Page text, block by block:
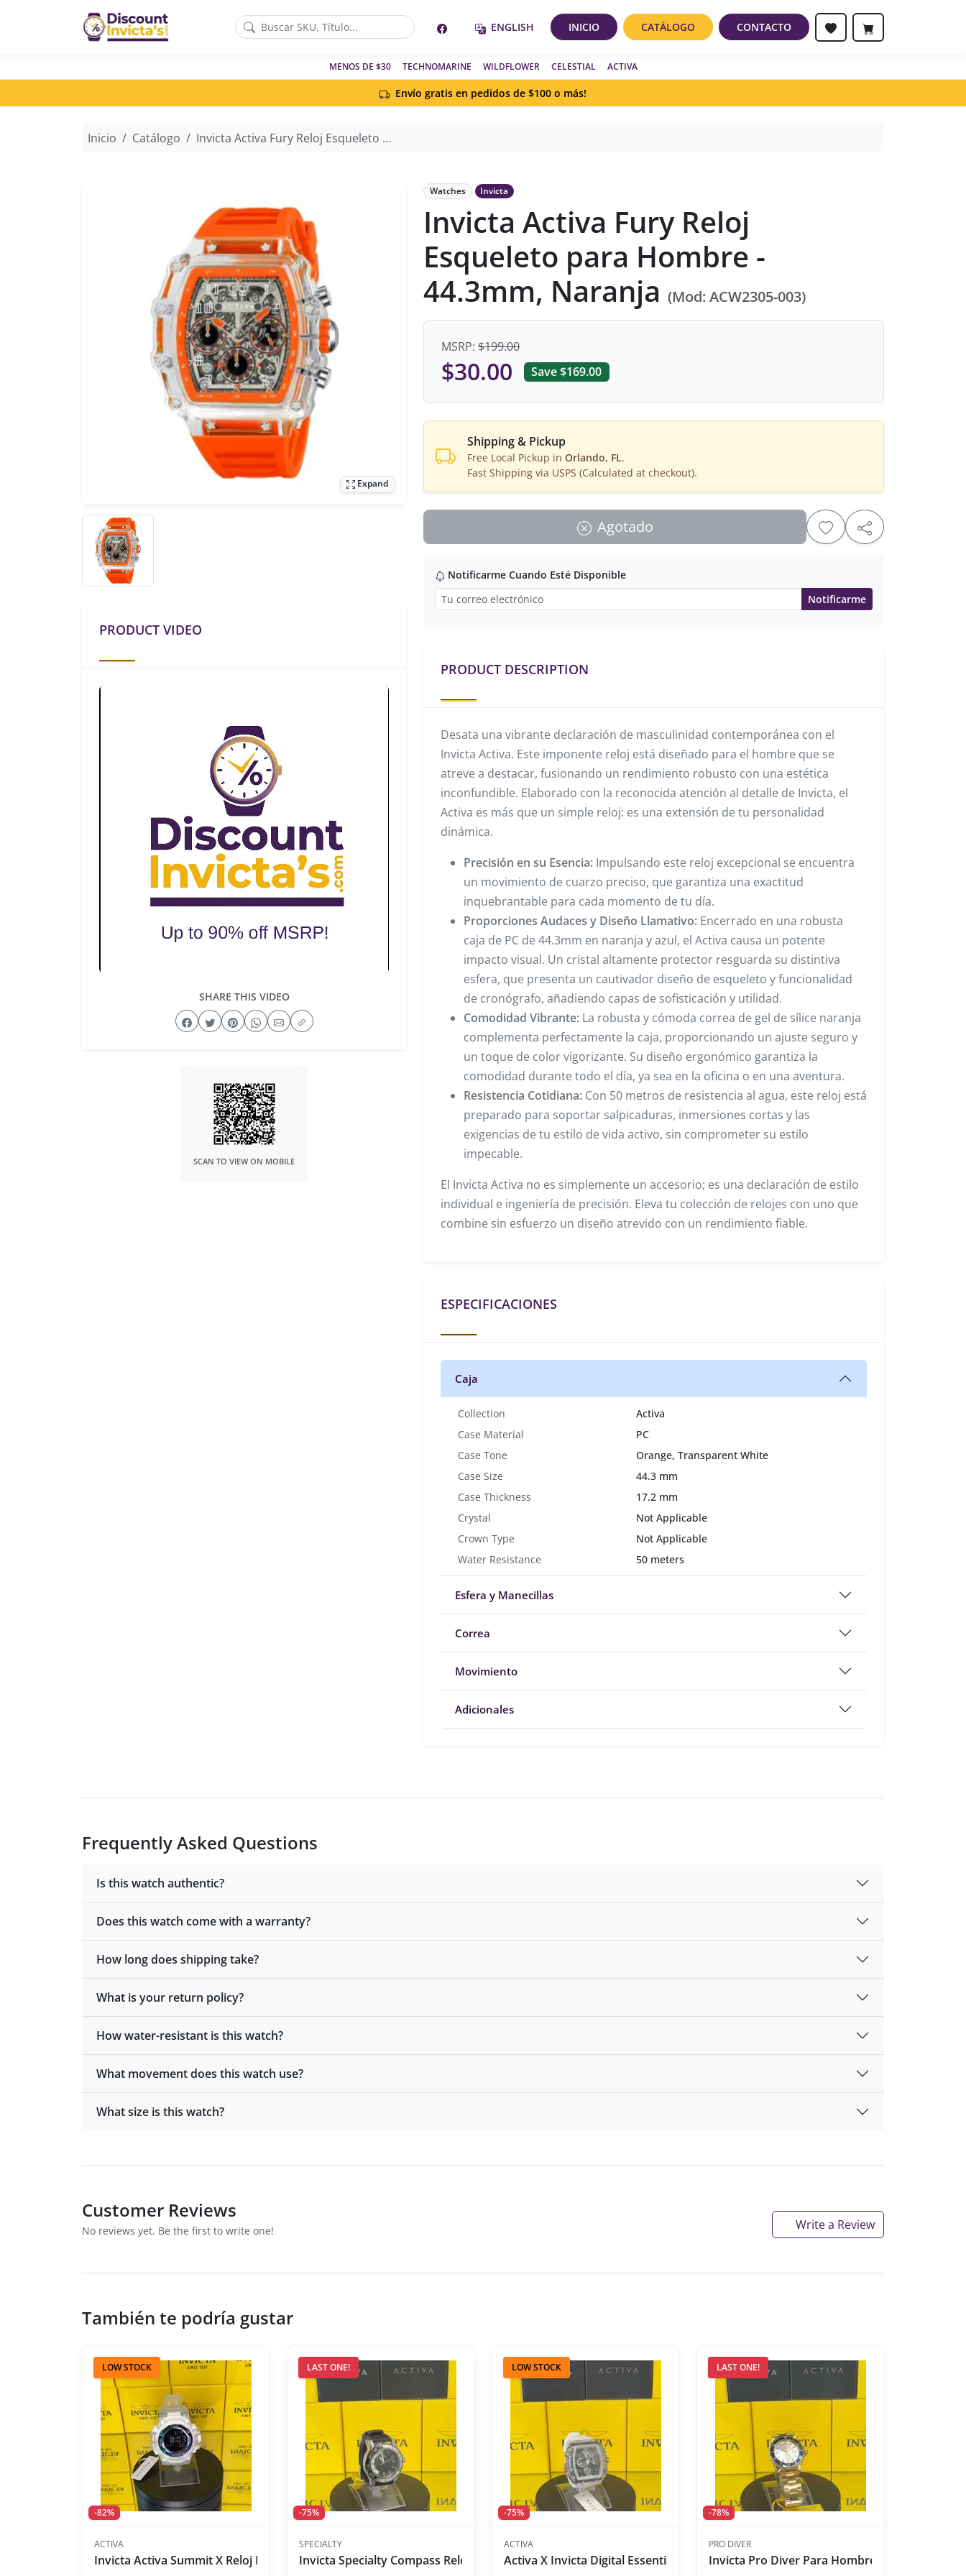
ENGLISH INICIO CATÁLOGO CONTACTO
MENOS DE $30 TECHNOMARINE WILDFLOWER CELESTIAL ACTIVA
Envío gratis en pedidos de $100 o más!
Inicio Catálogo Invicta Activa Fury Reloj Esqueleto para Hombre - 44.3mm, Naranja
Expand
PRODUCT VIDEO
SHARE THIS VIDEO
SCAN TO VIEW ON MOBILE
Watches Invicta
Invicta Activa Fury Reloj
Esqueleto para Hombre -
44.3mm, Naranja (Mod: ACW2305-003)
MSRP: $199.00
$30.00 Save $169.00
Shipping & Pickup
Free Local Pickup in Orlando, FL.
Fast Shipping via USPS (Calculated at checkout).
Agotado
Notificarme Cuando Esté Disponible
Notificarme
PRODUCT DESCRIPTION
Desata una vibrante declaración de masculinidad contemporánea con el
Invicta Activa. Este imponente reloj está diseñado para el hombre que se
atreve a destacar, fusionando un rendimiento robusto con una estética
inconfundible. Elaborado con la reconocida atención al detalle de Invicta, el
Activa es más que un simple reloj: es una extensión de tu personalidad
dinámica.
Precisión en su Esencia: Impulsando este reloj excepcional se encuentra
un movimiento de cuarzo preciso, que garantiza una exactitud
inquebrantable para cada momento de tu día.
Proporciones Audaces y Diseño Llamativo: Encerrado en una robusta
caja de PC de 44.3mm en naranja y azul, el Activa causa un potente
impacto visual. Un cristal altamente protector resguarda su distintiva
esfera, que presenta un cautivador diseño de esqueleto y funcionalidad
de cronógrafo, añadiendo capas de sofisticación y utilidad.
Comodidad Vibrante: La robusta y cómoda correa de gel de sílice naranja
complementa perfectamente la caja, proporcionando un ajuste seguro y
un toque de color vigorizante. Su diseño ergonómico garantiza la
comodidad durante todo el día, ya sea en la oficina o en una aventura.
Resistencia Cotidiana: Con 50 metros de resistencia al agua, este reloj está
preparado para soportar salpicaduras, inmersiones cortas y las
exigencias de tu estilo de vida activo, sin comprometer su estilo
impecable.
El Invicta Activa no es simplemente un accesorio; es una declaración de estilo
individual e ingeniería de precisión. Eleva tu colección de relojes con uno que
combine sin esfuerzo un diseño atrevido con un rendimiento fiable.
ESPECIFICACIONES
Caja
Collection
Activa
Case Material
PC
Case Tone
Orange, Transparent White
Case Size
44.3 mm
Case Thickness
17.2 mm
Crystal
Not Applicable
Crown Type
Not Applicable
Water Resistance
50 meters
Esfera y Manecillas
Correa
Movimiento
Adicionales
Frequently Asked Questions
Is this watch authentic?
Does this watch come with a warranty?
How long does shipping take?
What is your return policy?
How water-resistant is this watch?
What movement does this watch use?
What size is this watch?
Customer Reviews
No reviews yet. Be the first to write one! Write a Review
También te podría gustar
LOW STOCK
-82%
ACTIVA
Invicta Activa Summit X Reloj Digital Unisex - 50mm, Blanco
LAST ONE!
-75%
SPECIALTY
Invicta Specialty Compass Reloj de Hombre - 45 mm, Azul
LOW STOCK
-75%
ACTIVA
Activa X Invicta Digital Essentials Reloj para Hombre - 45mm, Blanco
LAST ONE!
-78%
PRO DIVER
Invicta Pro Diver Para Hombre 40 mm Acero